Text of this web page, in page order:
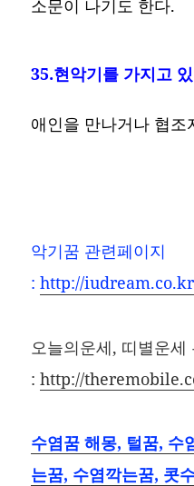
소문이 나기도 한다.
35.현악기를 가지고
애인을 만나거나 협조
악기꿈 관련페이지
:http://
오늘의운세, 띠별운세
:http://
수염꿈 해몽, 털꿈, 수
는꿈, 수염깍는꿈, 콧